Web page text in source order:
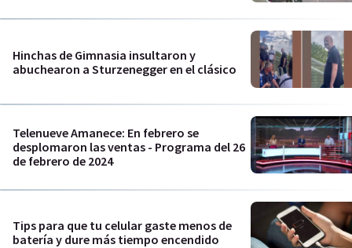
Hinchas de Gimnasia insultaron y
abuchearon a Sturzenegger en el clásico
Telenueve Amanece: En febrero se
desplomaron las ventas - Programa del 26
de febrero de 2024
Tips para que tu celular gaste menos de
batería y dure más tiempo encendido